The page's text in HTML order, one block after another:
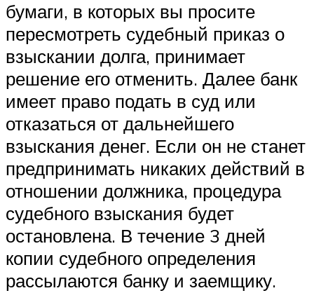
бумаги, в которых вы просите
пересмотреть судебный приказ о
взыскании долга, принимает
решение его отменить. Далее банк
имеет право подать в суд или
отказаться от дальнейшего
взыскания денег. Если он не станет
предпринимать никаких действий в
отношении должника, процедура
судебного взыскания будет
остановлена. В течение 3 дней
копии судебного определения
рассылаются банку и заемщику.